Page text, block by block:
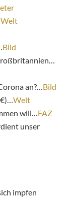
Welt
Bild
an?…Bild
Welt
will…FAZ
unser
impfen